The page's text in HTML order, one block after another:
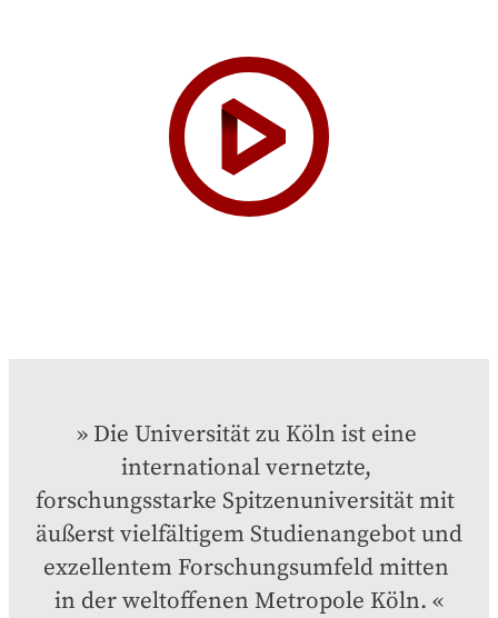
Die Universität zu Köln ist eine
international vernetzte,
forschungsstarke Spitzenuniversität mit
äußerst vielfältigem Studienangebot und
exzellentem Forschungsumfeld mitten
in der weltoffenen Metropole Köln.